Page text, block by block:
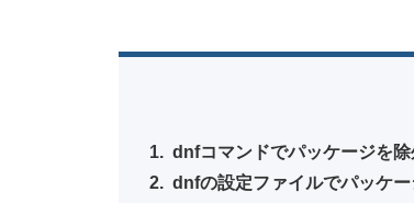
dnfコマンドでパッケージを除
dnfの設定ファイルでパッケ